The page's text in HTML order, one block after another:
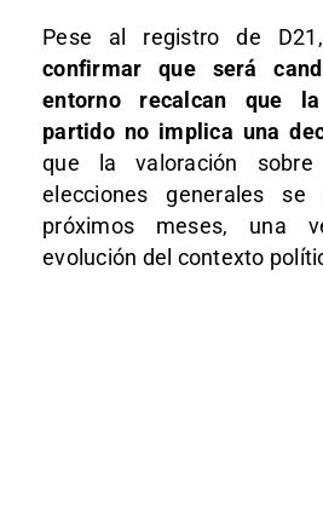
Pese al registro de
confirmar que será
entorno recalcan que
partido no implica una
que la valoración
elecciones generales
próximos meses, una
evolución del contexto